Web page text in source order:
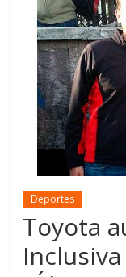
Deportes
Toyota